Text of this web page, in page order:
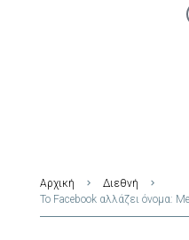
Αρχική
Διεθνή
Το Facebook αλλάζει όνομα: